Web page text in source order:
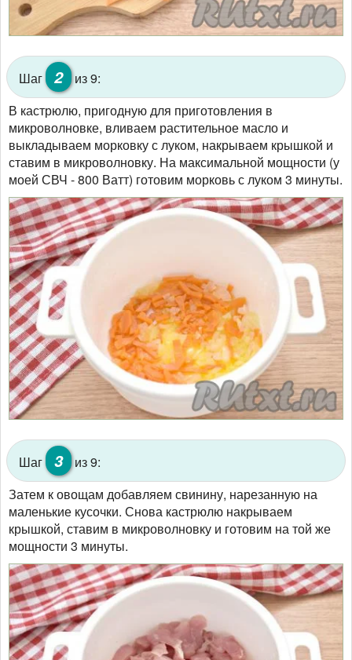
Шаг 2
из 9:
В кастрюлю, пригодную для приготовления в
микроволновке, вливаем растительное масло и
выкладываем морковку с луком, накрываем крышкой и
ставим в микроволновку. На максимальной мощности (у
моей СВЧ - 800 Ватт) готовим морковь с луком 3 минуты.
Шаг 3
из 9:
Затем к овощам добавляем свинину, нарезанную на
маленькие кусочки. Снова кастрюлю накрываем
крышкой, ставим в микроволновку и готовим на той же
мощности 3 минуты.